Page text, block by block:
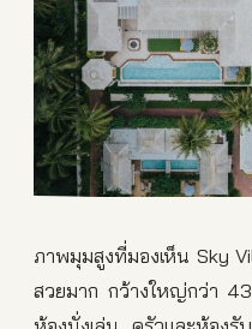
ภาพมุมสูงที่มองเห็น Sky
สวยมาก กว้างใหญ่กว่า